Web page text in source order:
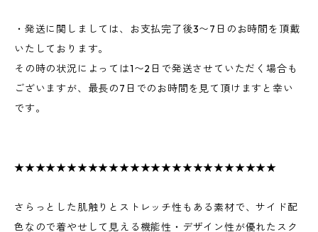
・発送に関しましては、お支払完了後3〜7日のお時間を頂戴
いたしております。
その時の状況によっては1〜2日で発送させていただく場合も
ございますが、最長の7日でのお時間を見て頂けますと幸い
です。
★★★★★★★★★★★★★★★★★★★★★★★★★
さらっとした肌触りとストレッチ性もある素材で、サイド配
色なので着やせして見える機能性・デザイン性が優れたスク